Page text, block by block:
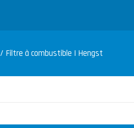
/ Filtre à combustible | Hengst